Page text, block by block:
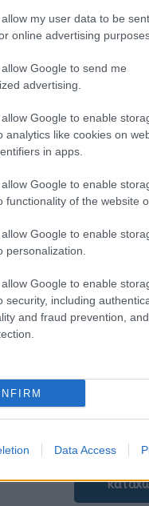
my user data to be
online advertising
Google to send me
advertising.
Google to enable
analytics like cookies on
in apps.
Google to enable
functionality of the website
Google to enable
personalization.
Google to enable
security, including
and fraud prevention,
Data Access
σας ενημερώσουμε
ξανά η
πορεία της υγείας
για την
στηνΑθήνα
email από την
την διαδικασία
των χρημάτων
δημοσιεύονται άμεσα με δική
και τα προσβλητικά